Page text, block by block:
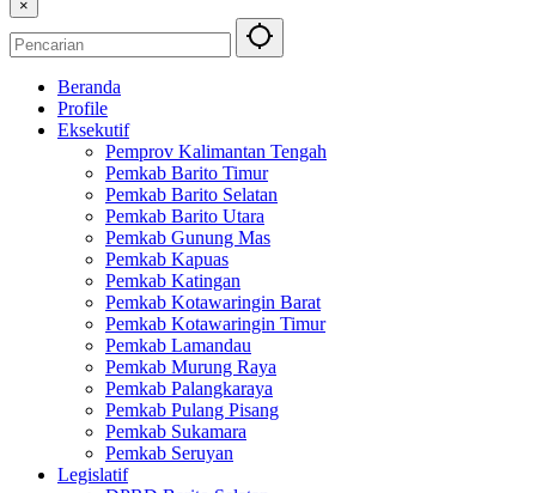
×
Beranda
Profile
Eksekutif
Pemprov Kalimantan Tengah
Pemkab Barito Timur
Pemkab Barito Selatan
Pemkab Barito Utara
Pemkab Gunung Mas
Pemkab Kapuas
Pemkab Katingan
Pemkab Kotawaringin Barat
Pemkab Kotawaringin Timur
Pemkab Lamandau
Pemkab Murung Raya
Pemkab Palangkaraya
Pemkab Pulang Pisang
Pemkab Sukamara
Pemkab Seruyan
Legislatif